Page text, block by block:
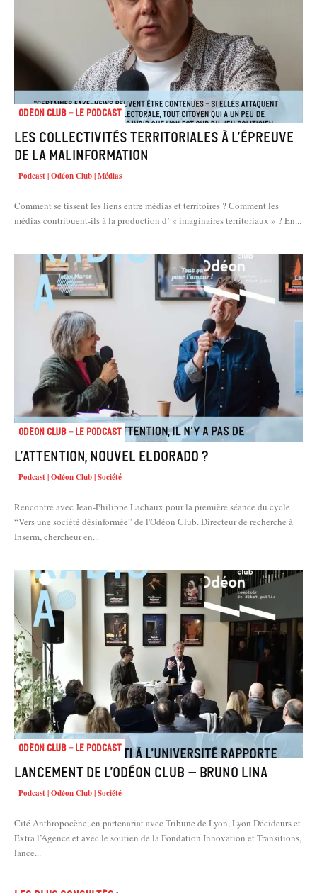
Odéon Club - Le Podcast
Les collectivités territoriales à l’épreuve
de la malinformation
Podcast | Odéon Club | Médias
Comment se tissent les liens entre médias et territoires ? Comment les
médias contribuent-ils à la production d’ « imaginaires territoriaux » ? En...
Odéon Club - Le Podcast
L’attention, nouvel eldorado ?
Podcast | Odéon Club | Société
Rencontre avec Jean-Philippe Lachaux pour la première séance du cycle
“Vers une société désinformée” de l'Odéon Club. Directeur de recherche à
Inserm, chercheur en...
Odéon Club - Le Podcast
Lancement de l’Odéon Club – Bruno Lina
Podcast | Odéon Club | Société
Cité Anthropocène, en partenariat avec Tribune de Lyon, Lyon Décideurs et
Extra l’Agence et avec le soutien de la Fondation Innovation et Transitions,
lance...